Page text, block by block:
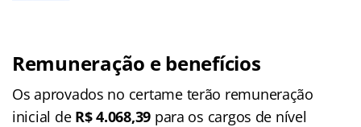
Remuneração e benefícios
Os aprovados no certame terão remuneração
inicial de R$ 4.068,39 para os cargos de nível